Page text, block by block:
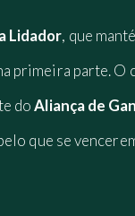
Lidador, que
primeira parte. O
doAliança de
que se